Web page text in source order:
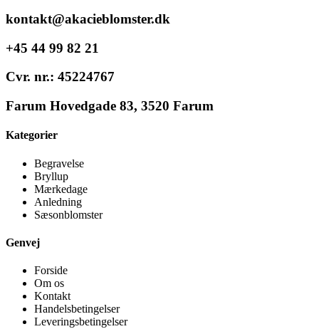
kontakt@akacieblomster.dk
+45 44 99 82 21
Cvr. nr.: 45224767
Farum Hovedgade 83, 3520 Farum
Kategorier
Begravelse
Bryllup
Mærkedage
Anledning
Sæsonblomster
Genvej
Forside
Om os
Kontakt
Handelsbetingelser
Leveringsbetingelser